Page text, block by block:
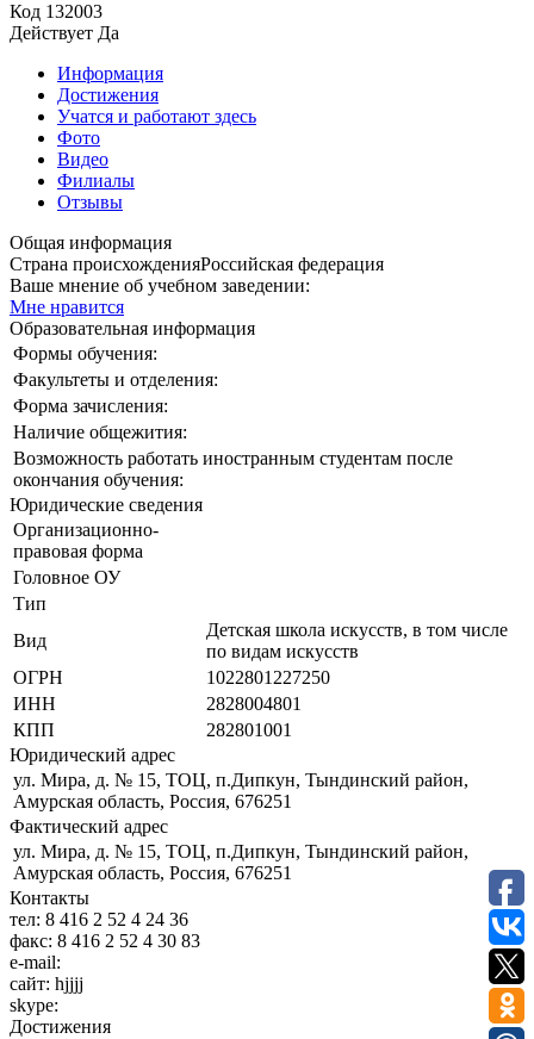
Код 132003
Действует Да
Информация
Достижения
Учатся и работают здесь
Фото
Видео
Филиалы
Отзывы
Общая информация
Страна происхожденияРоссийская федерация
Ваше мнение об учебном заведении:
Мне нравится
Образовательная информация
Формы обучения:
Факультеты и отделения:
Форма зачисления:
Наличие общежития:
Возможность работать иностранным студентам после
окончания обучения:
Юридические сведения
Организационно-
правовая форма
Головное ОУ
Тип
Вид
Детская школа искусств, в том числе
по видам искусств
ОГРН
1022801227250
ИНН
2828004801
КПП
282801001
Юридический адрес
ул. Мира, д. № 15, ТОЦ, п.Дипкун, Тындинский район,
Амурская область, Россия, 676251
Фактический адрес
ул. Мира, д. № 15, ТОЦ, п.Дипкун, Тындинский район,
Амурская область, Россия, 676251
Контакты
тел: 8 416 2 52 4 24 36
факс: 8 416 2 52 4 30 83
e-mail:
сайт: hjjjj
skype:
Достижения